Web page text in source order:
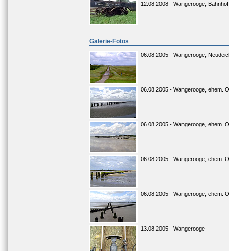
12.08.2008 - Wangerooge, Bahnhof
Galerie-Fotos
06.08.2005 - Wangerooge,
06.08.2005 - Wangerooge, ehem.
06.08.2005 - Wangerooge, ehem.
06.08.2005 - Wangerooge, ehem.
06.08.2005 - Wangerooge, ehem.
13.08.2005 - Wangerooge